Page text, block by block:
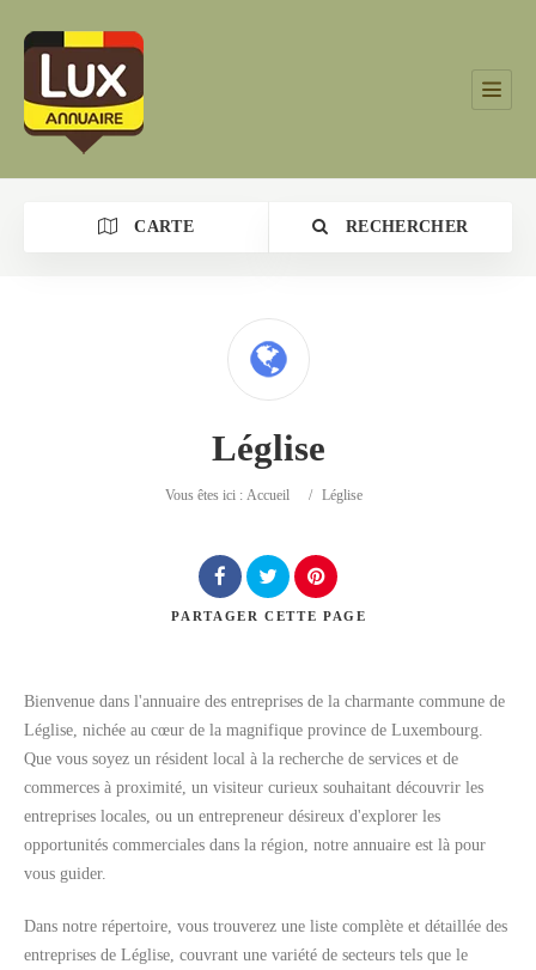
CARTE RECHERCHER
Léglise
Vous êtes ici : Accueil / Léglise
PARTAGER CETTE PAGE
Bienvenue dans l'annuaire des entreprises de la charmante commune de
Léglise, nichée au cœur de la magnifique province de Luxembourg.
Que vous soyez un résident local à la recherche de services et de
commerces à proximité, un visiteur curieux souhaitant découvrir les
entreprises locales, ou un entrepreneur désireux d'explorer les
opportunités commerciales dans la région, notre annuaire est là pour
vous guider.
Dans notre répertoire, vous trouverez une liste complète et détaillée des
entreprises de Léglise, couvrant une variété de secteurs tels que le